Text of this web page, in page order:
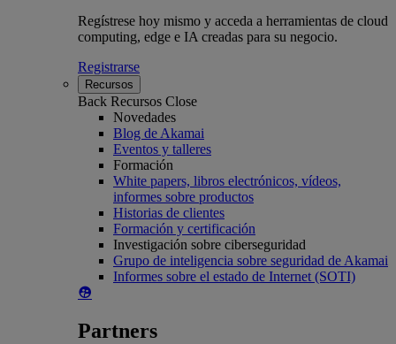
Regístrese hoy mismo y acceda a herramientas de cloud
computing, edge e IA creadas para su negocio.
Registrarse
Recursos
Back Recursos Close
Novedades
Blog de Akamai
Eventos y talleres
Formación
White papers, libros electrónicos, vídeos,
informes sobre productos
Historias de clientes
Formación y certificación
Investigación sobre ciberseguridad
Grupo de inteligencia sobre seguridad de Akamai
Informes sobre el estado de Internet (SOTI)
Partners